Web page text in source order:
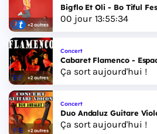
+2 autres
Bigflo Et Oli - Bo Tiful
00 jour 13:55:33
+2 autres
Concert
Cabaret Flamenco -
Ça sort aujourd'hui !
+2 autres
Concert
Duo Andaluz Guitare
Ça sort aujourd'hui !